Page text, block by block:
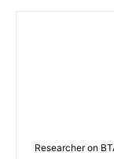
Researcher on